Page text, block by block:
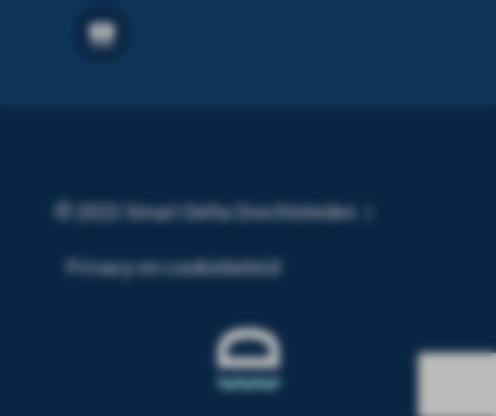
2022 Smart Delta Drechtsteden
Privacy en cookiebeleid